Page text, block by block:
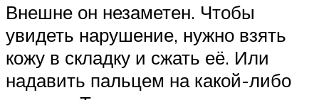
Внешне он незаметен. Чтобы
увидеть нарушение, нужно взять
кожу в складку и сжать её. Или
надавить пальцем на какой-либо